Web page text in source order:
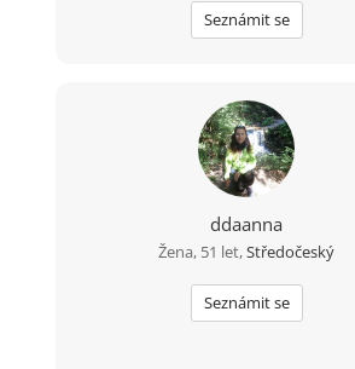
Seznámit se
ddaanna
Žena, 51 let,Středočeský
Seznámit se